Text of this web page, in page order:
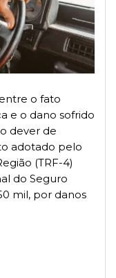
o fato
e o dano sofrido
dever de
adotado pelo
(TRF-4)
do Seguro
mil, por danos